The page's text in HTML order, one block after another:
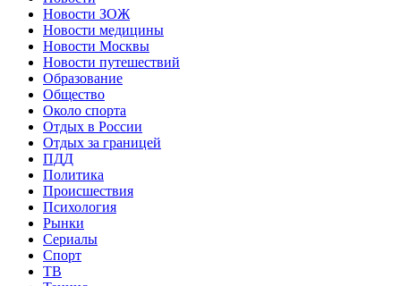
Новости ЗОЖ
Новости медицины
Новости Москвы
Новости путешествий
Образование
Общество
Около спорта
Отдых в России
Отдых за границей
ПДД
Политика
Происшествия
Психология
Рынки
Сериалы
Спорт
ТВ